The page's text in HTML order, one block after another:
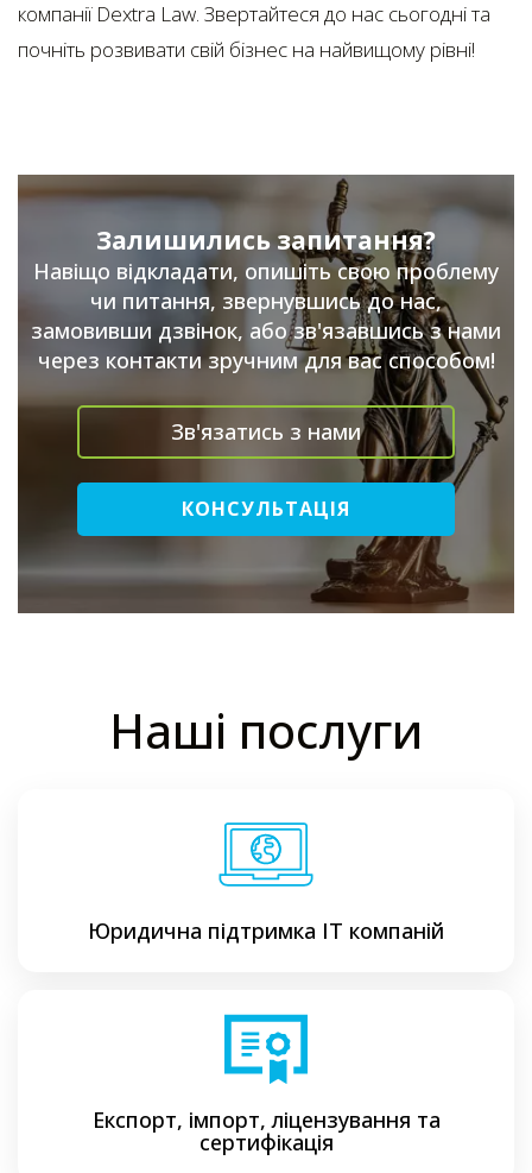
компанії Dextra Law. Звертайтеся до нас сьогодні та
почніть розвивати свій бізнес на найвищому рівні!
Залишились запитання?
Навіщо відкладати, опишіть свою проблему
чи питання, звернувшись до нас,
замовивши дзвінок, або зв'язавшись з нами
через контакти зручним для вас способом!
Зв'язатись з нами
КОНСУЛЬТАЦІЯ
Наші послуги
Юридична підтримка ІТ компаній
Експорт, імпорт, ліцензування та
сертифікація